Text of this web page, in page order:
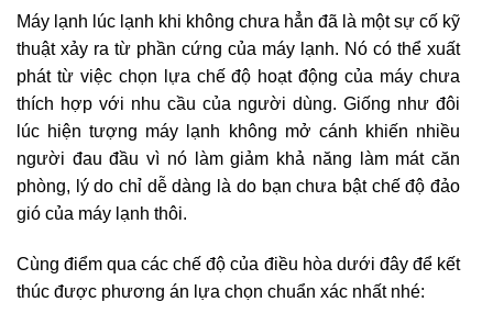
Máy lạnh lúc lạnh khi không chưa hẳn đã là một sự cố kỹ
thuật xảy ra từ phần cứng của máy lạnh. Nó có thể xuất
phát từ việc chọn lựa chế độ hoạt động của máy chưa
thích hợp với nhu cầu của người dùng. Giống như đôi
lúc hiện tượng máy lạnh không mở cánh khiến nhiều
người đau đầu vì nó làm giảm khả năng làm mát căn
phòng, lý do chỉ dễ dàng là do bạn chưa bật chế độ đảo
gió của máy lạnh thôi.
Cùng điểm qua các chế độ của điều hòa dưới đây để kết
thúc được phương án lựa chọn chuẩn xác nhất nhé: